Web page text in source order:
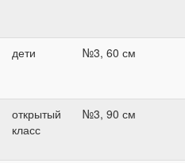
дети №3, 60 см
открытый
класс
№3, 90 см